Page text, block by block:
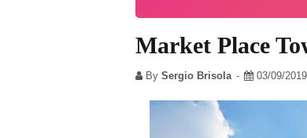
Market Place
By Sergio Brisola 03/09/2019